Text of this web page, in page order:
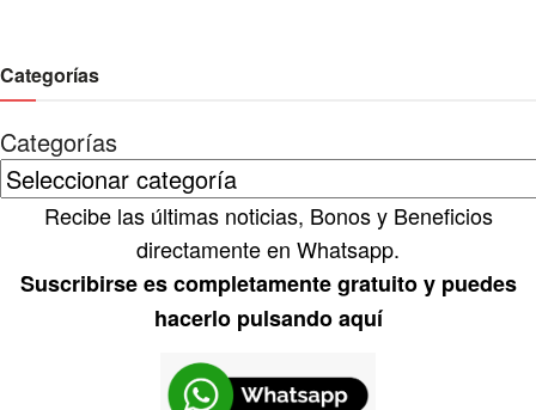
Categorías
Categorías
Recibe las últimas noticias, Bonos y Beneficios
directamente en Whatsapp.
Suscribirse es completamente gratuito y puedes
hacerlo pulsando aquí